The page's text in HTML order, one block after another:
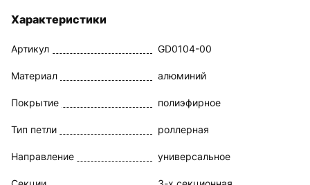
Характеристики
Артикул GD0104-00
Материал алюминий
Покрытие полиэфирное
Тип петли роллерная
Направление универсальное